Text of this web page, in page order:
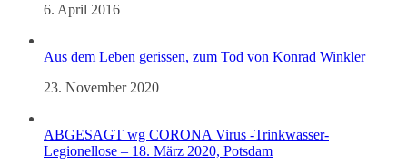
6. April 2016
Aus dem Leben gerissen, zum Tod von Konrad Winkler
23. November 2020
ABGESAGT wg CORONA Virus -Trinkwasser-
Legionellose – 18. März 2020, Potsdam